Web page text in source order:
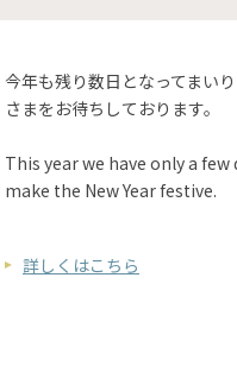
今年も残り数日となってまい
さまをお待ちしております。
This year we have only a
make the New Year festive.
詳しくはこちら